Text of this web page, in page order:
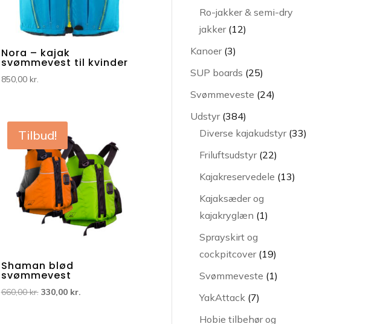
Nora – kajak
svømmevest til kvinder
850,00 kr.
Tilbud!
Shaman blød
svømmevest
660,00kr. Den
330,00 kr.Den
varer
Ro-jakker & semi-dry
jakker 1212
Kanoer 33
varer
SUP boards 2525
varer
Svømmeveste 2424
Udstyr 384384
varer
Diverse kajakudstyr 3333
Friluftsudstyr 2222
varer
Kajakreservedele 1313
Kajaksæder og
kajakryglæn 11
Sprayskirt og
cockpitcover 1919
varer
Svømmeveste 11
YakAttack 77
Hobie tilbehør og